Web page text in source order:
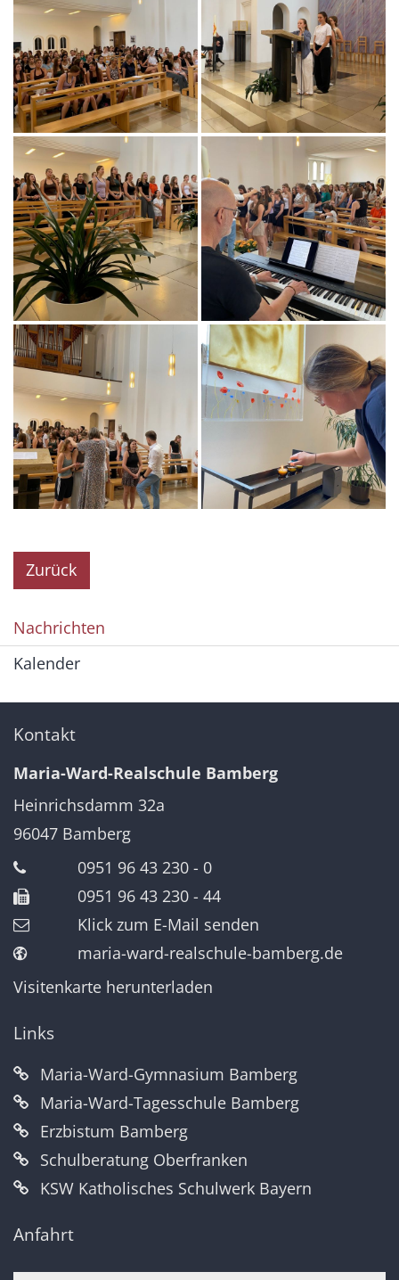
Zurück
Nachrichten
Kalender
Kontakt
Maria-Ward-Realschule Bamberg
Heinrichsdamm 32a
96047 Bamberg
0951 96 43 230 - 0
0951 96 43 230 - 44
Klick zum E-Mail senden
maria-ward-realschule-bamberg.de
Visitenkarte herunterladen
Links
Maria-Ward-Gymnasium Bamberg
Maria-Ward-Tagesschule Bamberg
Erzbistum Bamberg
Schulberatung Oberfranken
KSW Katholisches Schulwerk Bayern
Anfahrt